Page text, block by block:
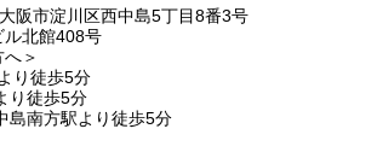
阪市淀川区西中島5丁目8番3号
ル北館408号
＞
り徒歩5分
り徒歩5分
島南方駅より徒歩5分